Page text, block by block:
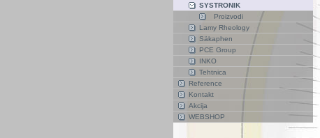
SYSTRONIK
Proizvodi
Lamy Rheology
Säkaphen
PCE Group
INKO
Tehtnica
Reference
Kontakt
Akcija
WEBSHOP